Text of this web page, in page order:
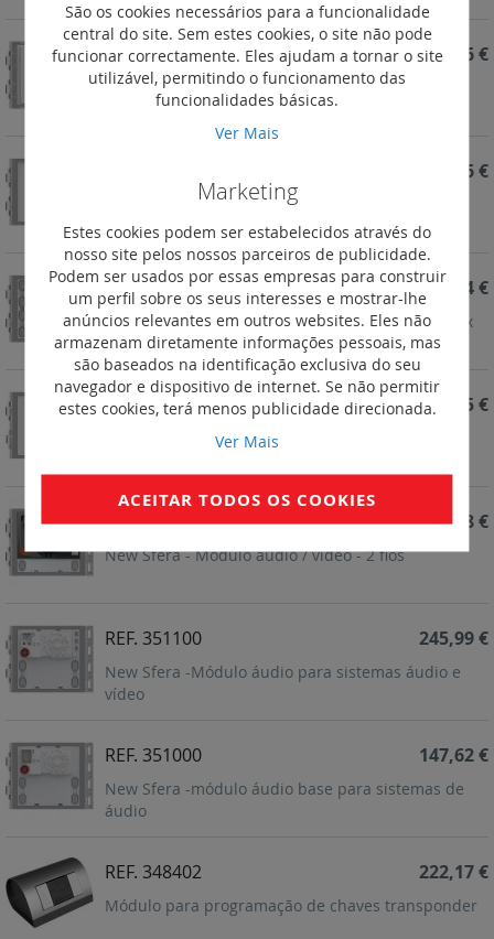
REF. 352500
New Sfera - Módulo com display gráfico
292,36 €
New Sfera - Módulo porta-etiquetas
64,56 €
REF. 352100
New Sfera - Módulo de 8 botões em dupla fila (4 x
2)
67,64 €
REF. 352000
New Sfera - Módulo de 4 botões / fila simples
64,55 €
REF. 351200
New Sfera - Módulo áudio / vídeo - 2 fios
425,88 €
REF. 351100
New Sfera -Módulo áudio para sistemas áudio e
vídeo
245,99 €
REF. 351000
New Sfera -módulo áudio base para sistemas de
áudio
147,62 €
REF. 348402
Módulo para programação de chaves transponder
222,17 €
São os cookies necessários para a funcionalidade
central do site. Sem estes cookies, o site não pode
funcionar correctamente. Eles ajudam a tornar o site
utilizável, permitindo o funcionamento das
funcionalidades básicas.
Ver Mais
Marketing
Estes cookies podem ser estabelecidos através do
nosso site pelos nossos parceiros de publicidade.
Podem ser usados por essas empresas para construir
um perfil sobre os seus interesses e mostrar-lhe
anúncios relevantes em outros websites. Eles não
armazenam diretamente informações pessoais, mas
são baseados na identificação exclusiva do seu
navegador e dispositivo de internet. Se não permitir
estes cookies, terá menos publicidade direcionada.
Ver Mais
ACEITAR TODOS OS COOKIES